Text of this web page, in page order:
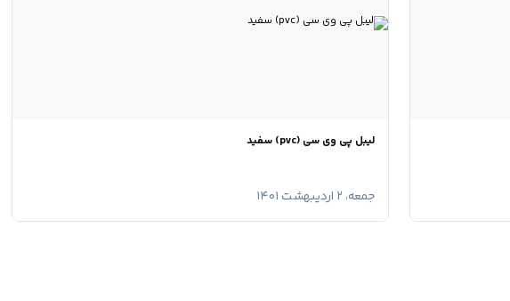
لیبل پی وی سی (pvc) سفید
جمعه، ۲ اردیبهشت ۱۴۰۱